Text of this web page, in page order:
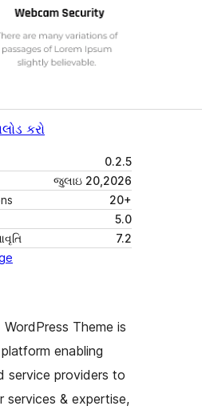
કરો
0.2.5
જુલાઇ 20,2026
20+
5.0
7.2
Theme is
enabling
service providers to
services & expertise,